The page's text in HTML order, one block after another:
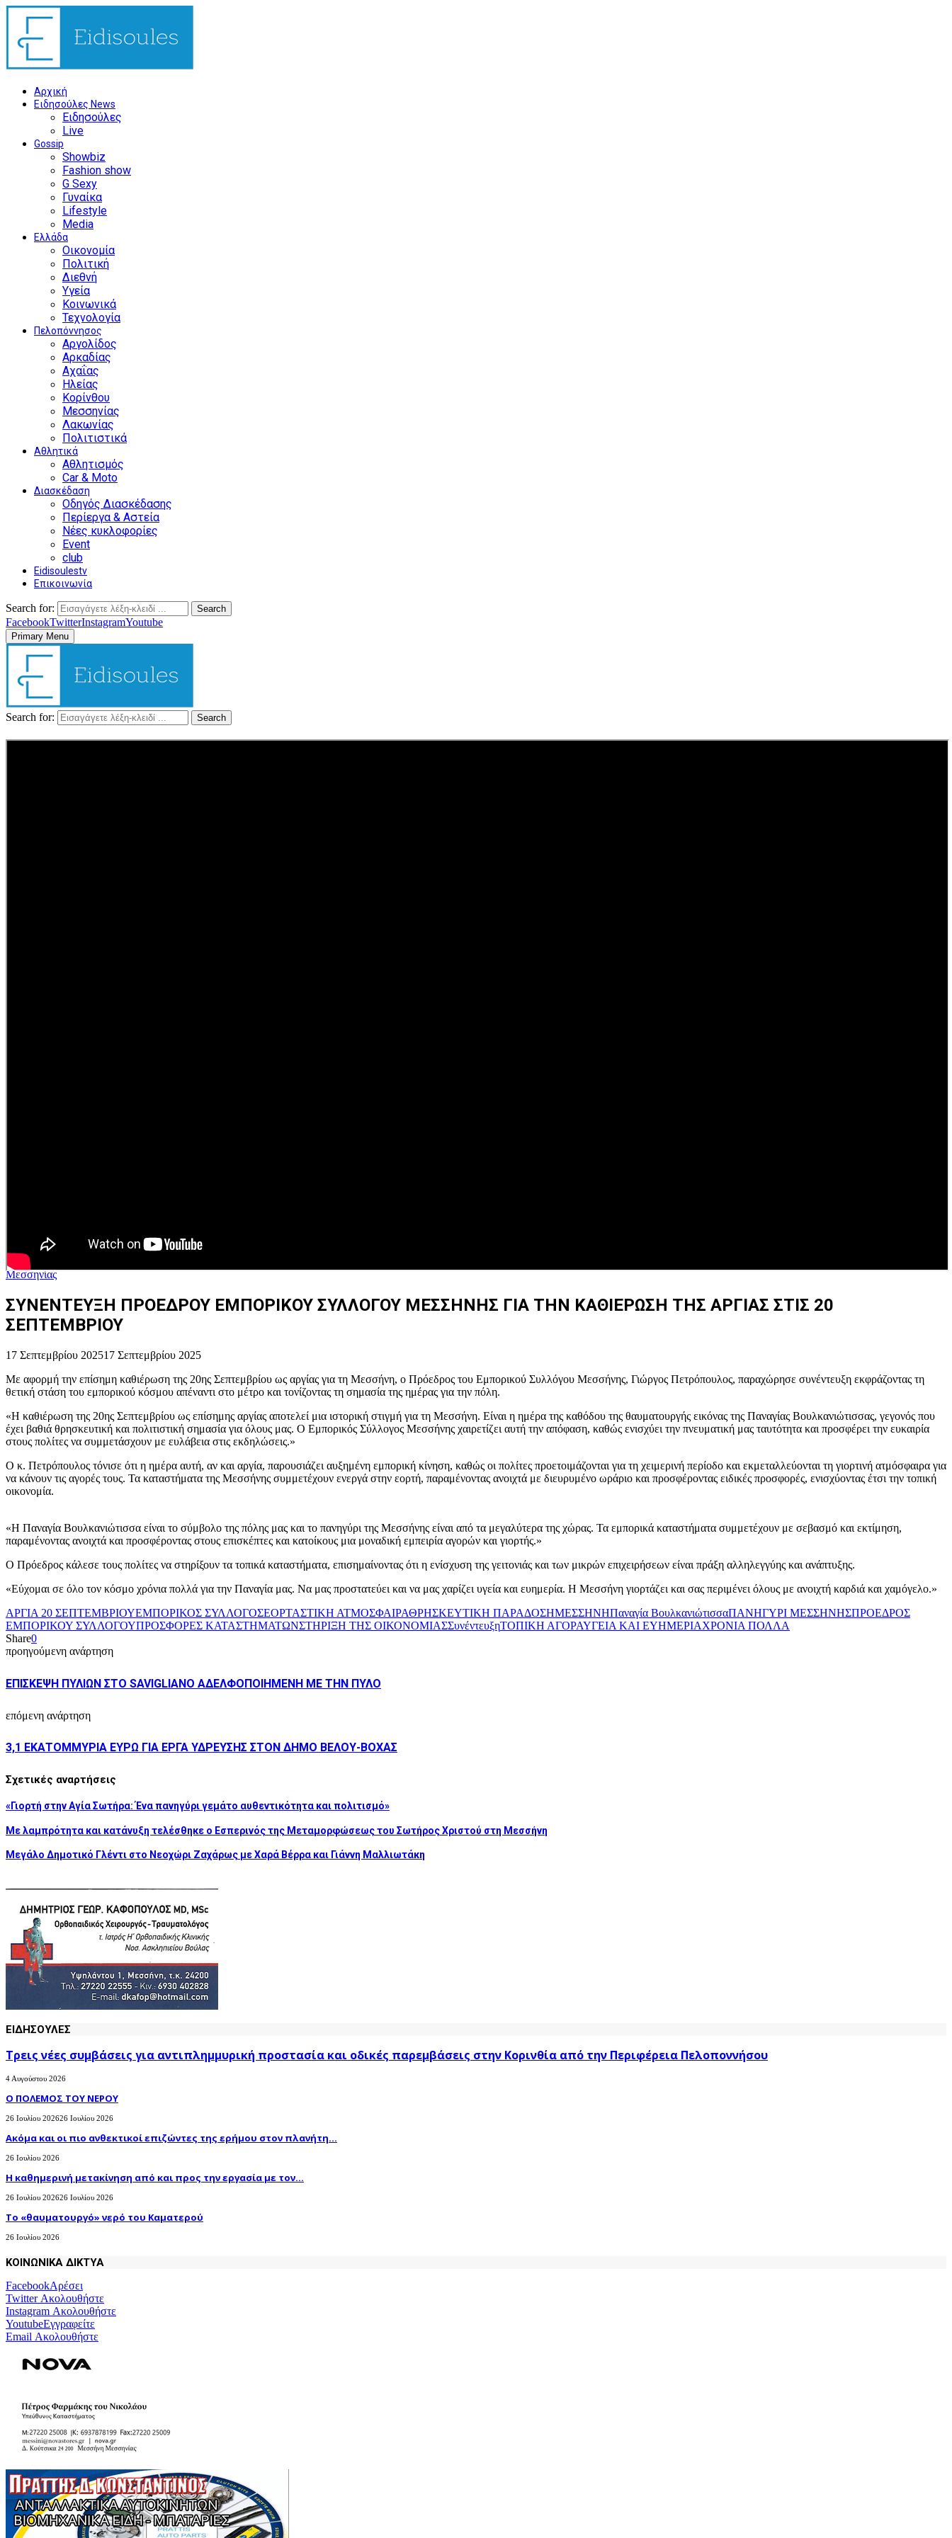
Αρχική
Ειδησούλες News
Ειδησούλες
Live
Gossip
Showbiz
Fashion show
G Sexy
Γυναίκα
Lifestyle
Media
Ελλάδα
Οικονομία
Πολιτική
Διεθνή
Υγεία
Κοινωνικά
Τεχνολογία
Πελοπόννησος
Αργολίδος
Αρκαδίας
Αχαΐας
Ηλείας
Κορίνθου
Μεσσηνίας
Λακωνίας
Πολιτιστικά
Αθλητικά
Αθλητισμός
Car & Moto
Διασκέδαση
Οδηγός Διασκέδασης
Περίεργα & Αστεία
Νέες κυκλοφορίες
Event
club
Eidisoulestv
Επικοινωνία
Search for: Search
FacebookTwitterInstagramYoutube
Primary Menu
Search for: Search
Μεσσηνίας
ΣΥΝΕΝΤΕΥΞΗ ΠΡΟΕΔΡΟΥ ΕΜΠΟΡΙΚΟΥ ΣΥΛΛΟΓΟΥ ΜΕΣΣΗΝΗΣ ΓΙΑ ΤΗΝ ΚΑΘΙΕΡΩΣΗ ΤΗΣ ΑΡΓΙΑΣ ΣΤΙΣ 20
ΣΕΠΤΕΜΒΡΙΟΥ
17 Σεπτεμβρίου 202517 Σεπτεμβρίου 2025
Με αφορμή την επίσημη καθιέρωση της 20ης Σεπτεμβρίου ως αργίας για τη Μεσσήνη, ο Πρόεδρος του Εμπορικού Συλλόγου Μεσσήνης, Γιώργος Πετρόπουλος, παραχώρησε συνέντευξη εκφράζοντας τη
θετική στάση του εμπορικού κόσμου απέναντι στο μέτρο και τονίζοντας τη σημασία της ημέρας για την πόλη.
«Η καθιέρωση της 20ης Σεπτεμβρίου ως επίσημης αργίας αποτελεί μια ιστορική στιγμή για τη Μεσσήνη. Είναι η ημέρα της καθόδου της θαυματουργής εικόνας της Παναγίας Βουλκανιώτισσας, γεγονός που
έχει βαθιά θρησκευτική και πολιτιστική σημασία για όλους μας. Ο Εμπορικός Σύλλογος Μεσσήνης χαιρετίζει αυτή την απόφαση, καθώς ενισχύει την πνευματική μας ταυτότητα και προσφέρει την ευκαιρία
στους πολίτες να συμμετάσχουν με ευλάβεια στις εκδηλώσεις.»
Ο κ. Πετρόπουλος τόνισε ότι η ημέρα αυτή, αν και αργία, παρουσιάζει αυξημένη εμπορική κίνηση, καθώς οι πολίτες προετοιμάζονται για τη χειμερινή περίοδο και εκμεταλλεύονται τη γιορτινή ατμόσφαιρα για
να κάνουν τις αγορές τους. Τα καταστήματα της Μεσσήνης συμμετέχουν ενεργά στην εορτή, παραμένοντας ανοιχτά με διευρυμένο ωράριο και προσφέροντας ειδικές προσφορές, ενισχύοντας έτσι την τοπική
οικονομία.
«Η Παναγία Βουλκανιώτισσα είναι το σύμβολο της πόλης μας και το πανηγύρι της Μεσσήνης είναι από τα μεγαλύτερα της χώρας. Τα εμπορικά καταστήματα συμμετέχουν με σεβασμό και εκτίμηση,
παραμένοντας ανοιχτά και προσφέροντας στους επισκέπτες και κατοίκους μια μοναδική εμπειρία αγορών και γιορτής.»
Ο Πρόεδρος κάλεσε τους πολίτες να στηρίξουν τα τοπικά καταστήματα, επισημαίνοντας ότι η ενίσχυση της γειτονιάς και των μικρών επιχειρήσεων είναι πράξη αλληλεγγύης και ανάπτυξης.
«Εύχομαι σε όλο τον κόσμο χρόνια πολλά για την Παναγία μας. Να μας προστατεύει και να μας χαρίζει υγεία και ευημερία. Η Μεσσήνη γιορτάζει και σας περιμένει όλους με ανοιχτή καρδιά και χαμόγελο.»
ΑΡΓΙΑ 20 ΣΕΠΤΕΜΒΡΙΟΥΕΜΠΟΡΙΚΟΣ ΣΥΛΛΟΓΟΣΕΟΡΤΑΣΤΙΚΗ ΑΤΜΟΣΦΑΙΡΑΘΡΗΣΚΕΥΤΙΚΗ ΠΑΡΑΔΟΣΗΜΕΣΣΗΝΗΠαναγία ΒουλκανιώτισσαΠΑΝΗΓΥΡΙ ΜΕΣΣΗΝΗΣΠΡΟΕΔΡΟΣ
ΕΜΠΟΡΙΚΟΥ ΣΥΛΛΟΓΟΥΠΡΟΣΦΟΡΕΣ ΚΑΤΑΣΤΗΜΑΤΩΝΣΤΗΡΙΞΗ ΤΗΣ ΟΙΚΟΝΟΜΙΑΣΣυνέντευξηΤΟΠΙΚΗ ΑΓΟΡΑΥΓΕΙΑ ΚΑΙ ΕΥΗΜΕΡΙΑΧΡΟΝΙΑ ΠΟΛΛΑ
Share0
προηγούμενη ανάρτηση
ΕΠΙΣΚΕΨΗ ΠΥΛΙΩΝ ΣΤΟ SAVIGLIANO ΑΔΕΛΦΟΠΟΙΗΜΕΝΗ ΜΕ ΤΗΝ ΠΥΛΟ
επόμενη ανάρτηση
3,1 ΕΚΑΤΟΜΜΥΡΙΑ ΕΥΡΩ ΓΙΑ ΕΡΓΑ ΥΔΡΕΥΣΗΣ ΣΤΟΝ ΔΗΜΟ ΒΕΛΟΥ-ΒΟΧΑΣ
Σχετικές αναρτήσεις
«Γιορτή στην Αγία Σωτήρα: Ένα πανηγύρι γεμάτο αυθεντικότητα και πολιτισμό»
Με λαμπρότητα και κατάνυξη τελέσθηκε ο Εσπερινός της Μεταμορφώσεως του Σωτήρος Χριστού στη Μεσσήνη
Μεγάλο Δημοτικό Γλέντι στο Νεοχώρι Ζαχάρως με Χαρά Βέρρα και Γιάννη Μαλλιωτάκη
ΕΙΔΗΣΟΥΛΕΣ
Τρεις νέες συμβάσεις για αντιπλημμυρική προστασία και οδικές παρεμβάσεις στην Κορινθία από την Περιφέρεια Πελοποννήσου
4 Αυγούστου 2026
Ο ΠΟΛΕΜΟΣ ΤΟΥ ΝΕΡΟΥ
26 Ιουλίου 202626 Ιουλίου 2026
Ακόμα και οι πιο ανθεκτικοί επιζώντες της ερήμου στον πλανήτη...
26 Ιουλίου 2026
H καθημερινή μετακίνηση από και προς την εργασία με τον...
26 Ιουλίου 202626 Ιουλίου 2026
Το «θαυματουργό» νερό του Καματερού
26 Ιουλίου 2026
ΚΟΙΝΩΝΙΚΑ ΔΙΚΤΥΑ
FacebookΑρέσει
TwitterΑκολουθήστε
Instagram Ακολουθήστε
YoutubeΕγγραφείτε
Email Ακολουθήστε